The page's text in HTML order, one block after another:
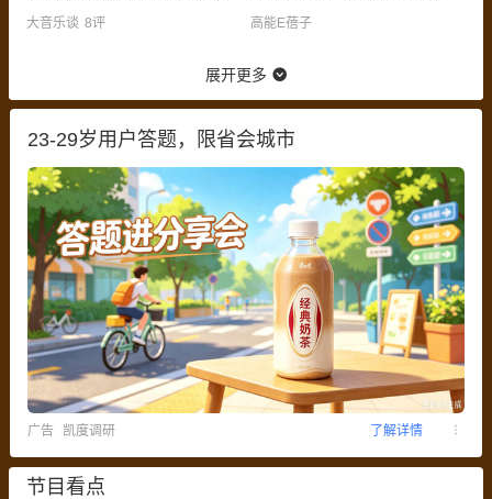
二期
大音乐谈 8评 高能E蓓子
展开更多
23-29岁用户答题，限省会城市
广告 凯度调研 了解详情
节目看点